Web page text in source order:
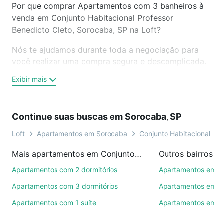
Por que comprar Apartamentos com 3 banheiros à
venda em Conjunto Habitacional Professor
Benedicto Cleto, Sorocaba, SP na Loft?
Nós te ajudamos durante toda a negociação para
você realizar uma compra segura e descomplicada.
trabalho e do metrô, aqui você vai encontrar a
oferta ideal de Apartamentos com 3 banheiros à
Benedicto Cleto, Sorocaba, SP para conquistar seu
sonho. Agende uma visita presencial ou por
ainda conta com mais de 46 mil corretores e
imobiliárias te ajudando na compra, venda ou troca
Como escolher um imóvel?
Exibir mais
Continue suas buscas em Sorocaba, SP
Loft Apartamentos em Sorocaba Conjunto Habitacional
Mais apartamentos em Conjunto Habitacional Professor Benedicto Cleto
Apartamentos com 2 dormitórios
Apartamentos com 3 dormitórios
Apartamentos com 1 suíte
Outros bairros
Apartamentos em
Apartamentos em
Apartamentos em